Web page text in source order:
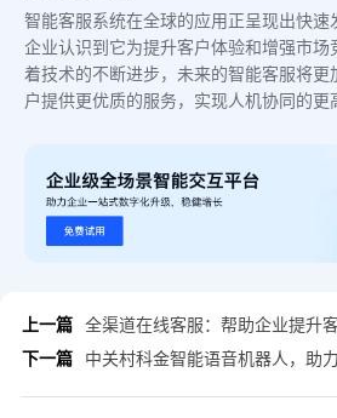
智能客服系统在全球的应用正呈现出快
企业认识到它为提升客户体验和增强市
着技术的不断进步，未来的智能客服将
户提供更优质的服务，实现人机协同的更
上一篇
全渠道在线客服：帮助企业提升
下一篇
中关村科金智能语音机器人，助力